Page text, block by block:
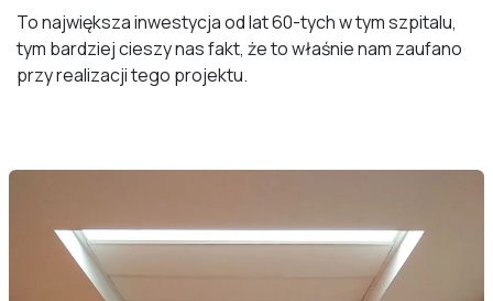
To największa inwestycja od lat 60-tych w tym szpitalu,
tym bardziej cieszy nas fakt, że to właśnie nam zaufano
przy realizacji tego projektu.